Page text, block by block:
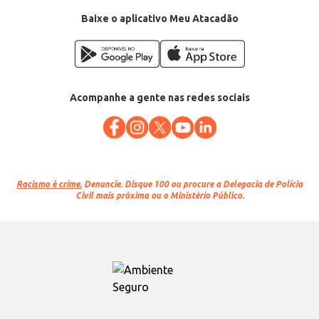
Baixe o aplicativo Meu Atacadão
Acompanhe a gente nas redes sociais
Racismo é crime. Denuncie. Disque 100 ou procure a Delegacia de Polícia
Civil mais próxima ou o Ministério Público.